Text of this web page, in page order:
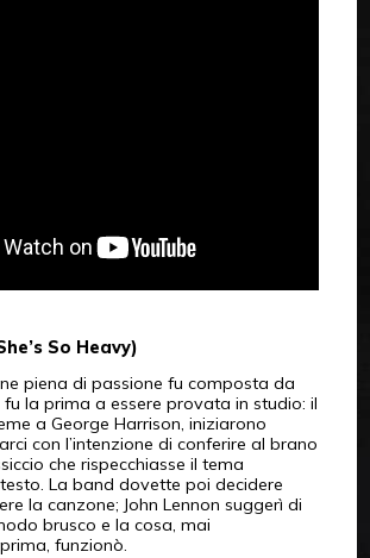
So Heavy)
piena di passione fu composta da
fu la prima a essere provata in studio: il
a George Harrison, iniziarono
con l’intenzione di conferire al brano
che rispecchiasse il tema
La band dovette poi decidere
la canzone; John Lennon suggerì di
brusco e la cosa, mai
funzionò.